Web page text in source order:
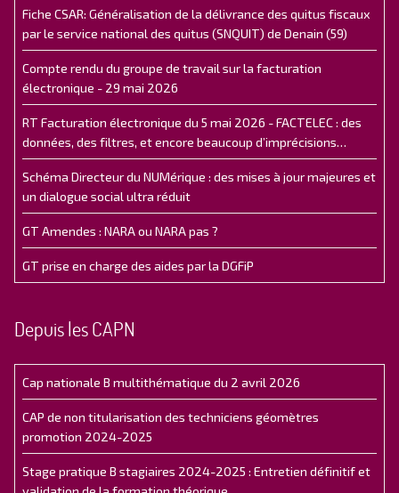
Fiche CSAR: Généralisation de la délivrance des quitus fiscaux
par le service national des quitus (SNQUIT) de Denain (59)
Compte rendu du groupe de travail sur la facturation
électronique - 29 mai 2026
RT Facturation électronique du 5 mai 2026 - FACTELEC : des
données, des filtres, et encore beaucoup d’imprécisions…
Schéma Directeur du NUMérique : des mises à jour majeures et
un dialogue social ultra réduit
GT Amendes : NARA ou NARA pas ?
GT prise en charge des aides par la DGFiP
Depuis les CAPN
Cap nationale B multithématique du 2 avril 2026
CAP de non titularisation des techniciens géomètres
promotion 2024-2025
Stage pratique B stagiaires 2024-2025 : Entretien définitif et